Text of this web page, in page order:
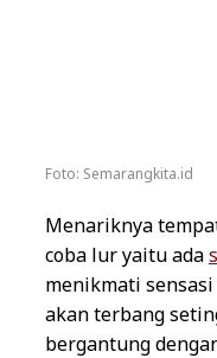
Foto: Semarangkita.id
Menariknya
coba lur yaitu ada
menikmati
akan terbang
bergantung